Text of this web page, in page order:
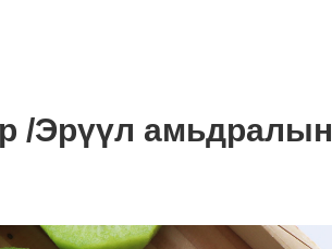
/Эрүүл амьдралын